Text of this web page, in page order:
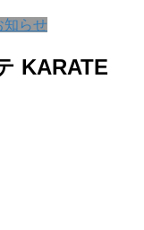
知らせ
KARATE